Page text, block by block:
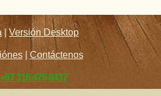
|Versión Desktop
| Contáctenos
+57 316 475 8437